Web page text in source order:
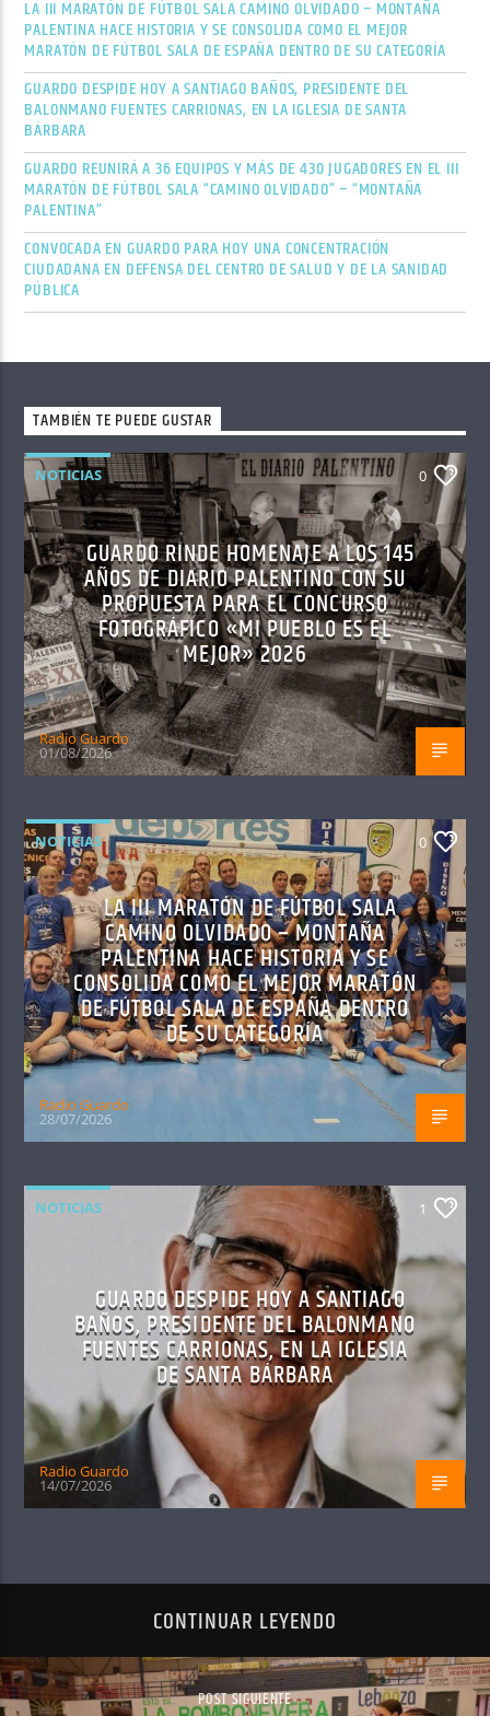
LA III MARATÓN DE FÚTBOL SALA CAMINO OLVIDADO – MONTAÑA
PALENTINA HACE HISTORIA Y SE CONSOLIDA COMO EL MEJOR
MARATÓN DE FÚTBOL SALA DE ESPAÑA DENTRO DE SU CATEGORÍA
GUARDO DESPIDE HOY A SANTIAGO BAÑOS, PRESIDENTE DEL
BALONMANO FUENTES CARRIONAS, EN LA IGLESIA DE SANTA
BÁRBARA
GUARDO REUNIRÁ A 36 EQUIPOS Y MÁS DE 430 JUGADORES EN EL III
MARATÓN DE FÚTBOL SALA “CAMINO OLVIDADO” – “MONTAÑA
PALENTINA”
CONVOCADA EN GUARDO PARA HOY UNA CONCENTRACIÓN
CIUDADANA EN DEFENSA DEL CENTRO DE SALUD Y DE LA SANIDAD
PÚBLICA
TAMBIÉN TE PUEDE GUSTAR
NOTICIAS 0
GUARDO RINDE HOMENAJE A LOS 145
AÑOS DE DIARIO PALENTINO CON SU
PROPUESTA PARA EL CONCURSO
FOTOGRÁFICO «MI PUEBLO ES EL
MEJOR» 2026
Radio Guardo
01/08/2026
NOTICIAS 0
LA III MARATÓN DE FÚTBOL SALA
CAMINO OLVIDADO – MONTAÑA
PALENTINA HACE HISTORIA Y SE
CONSOLIDA COMO EL MEJOR MARATÓN
DE FÚTBOL SALA DE ESPAÑA DENTRO
DE SU CATEGORÍA
Radio Guardo
28/07/2026
NOTICIAS 1
GUARDO DESPIDE HOY A SANTIAGO
BAÑOS, PRESIDENTE DEL BALONMANO
FUENTES CARRIONAS, EN LA IGLESIA
DE SANTA BÁRBARA
Radio Guardo
14/07/2026
CONTINUAR LEYENDO
POST SIGUIENTE